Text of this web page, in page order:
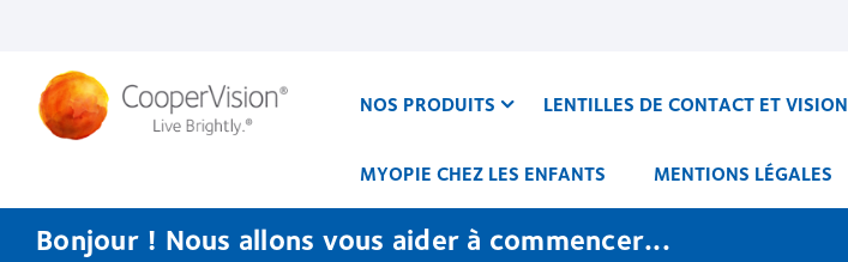
principal
NOS PRODUITS LENTILLES DE CONTACT ET VISION
MYOPIE CHEZ LES ENFANTS MENTIONS LÉGALES
Bonjour ! Nous allons vous aider à commencer...